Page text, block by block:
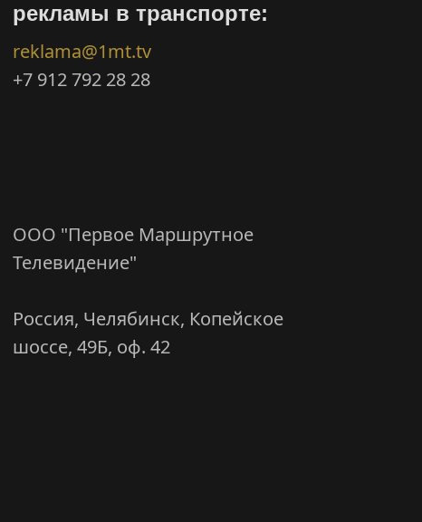
рекламы в транспорте:
reklama@1mt.tv
+7 912 792 28 28
ООО "Первое Маршрутное
Телевидение"
Россия, Челябинск, Копейское
шоссе, 49Б, оф. 42